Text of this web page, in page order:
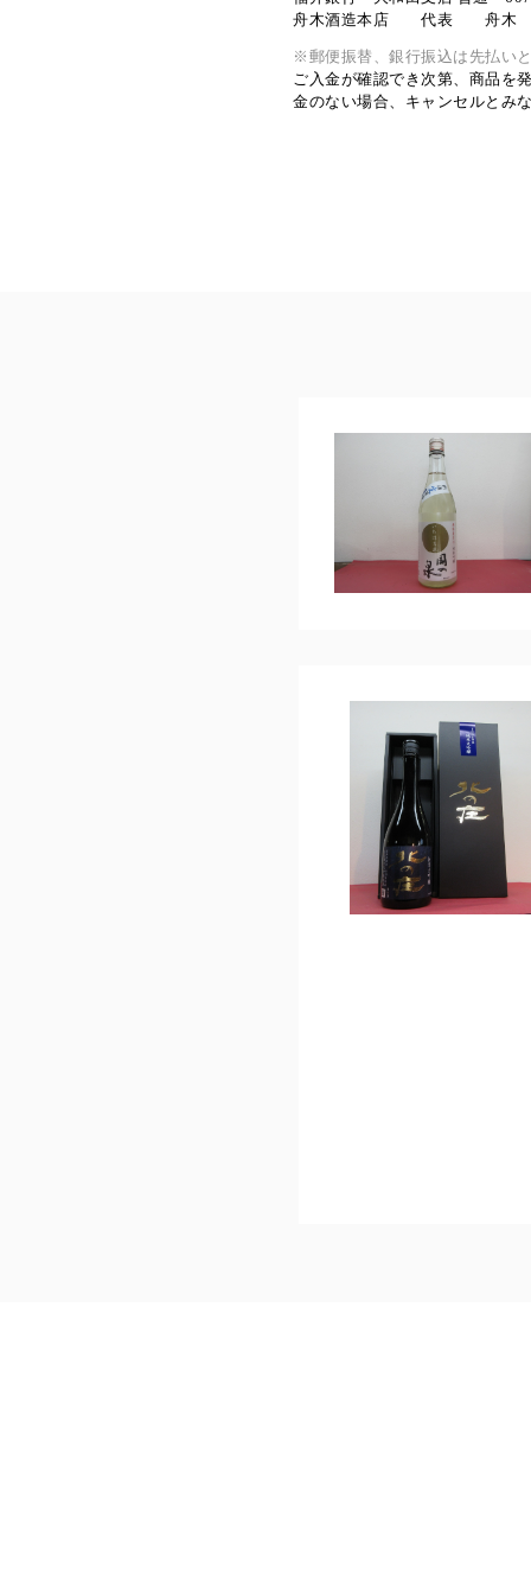
舟木酒造本店 代表 舟
※郵便振替、銀行振込は先払い
ご入金が確認でき次第、商品を
金のない場合、キャンセルとみ